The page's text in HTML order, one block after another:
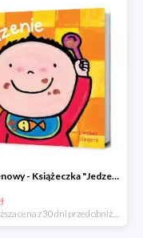
Hit cenowy - Książeczka "Jedzenie"